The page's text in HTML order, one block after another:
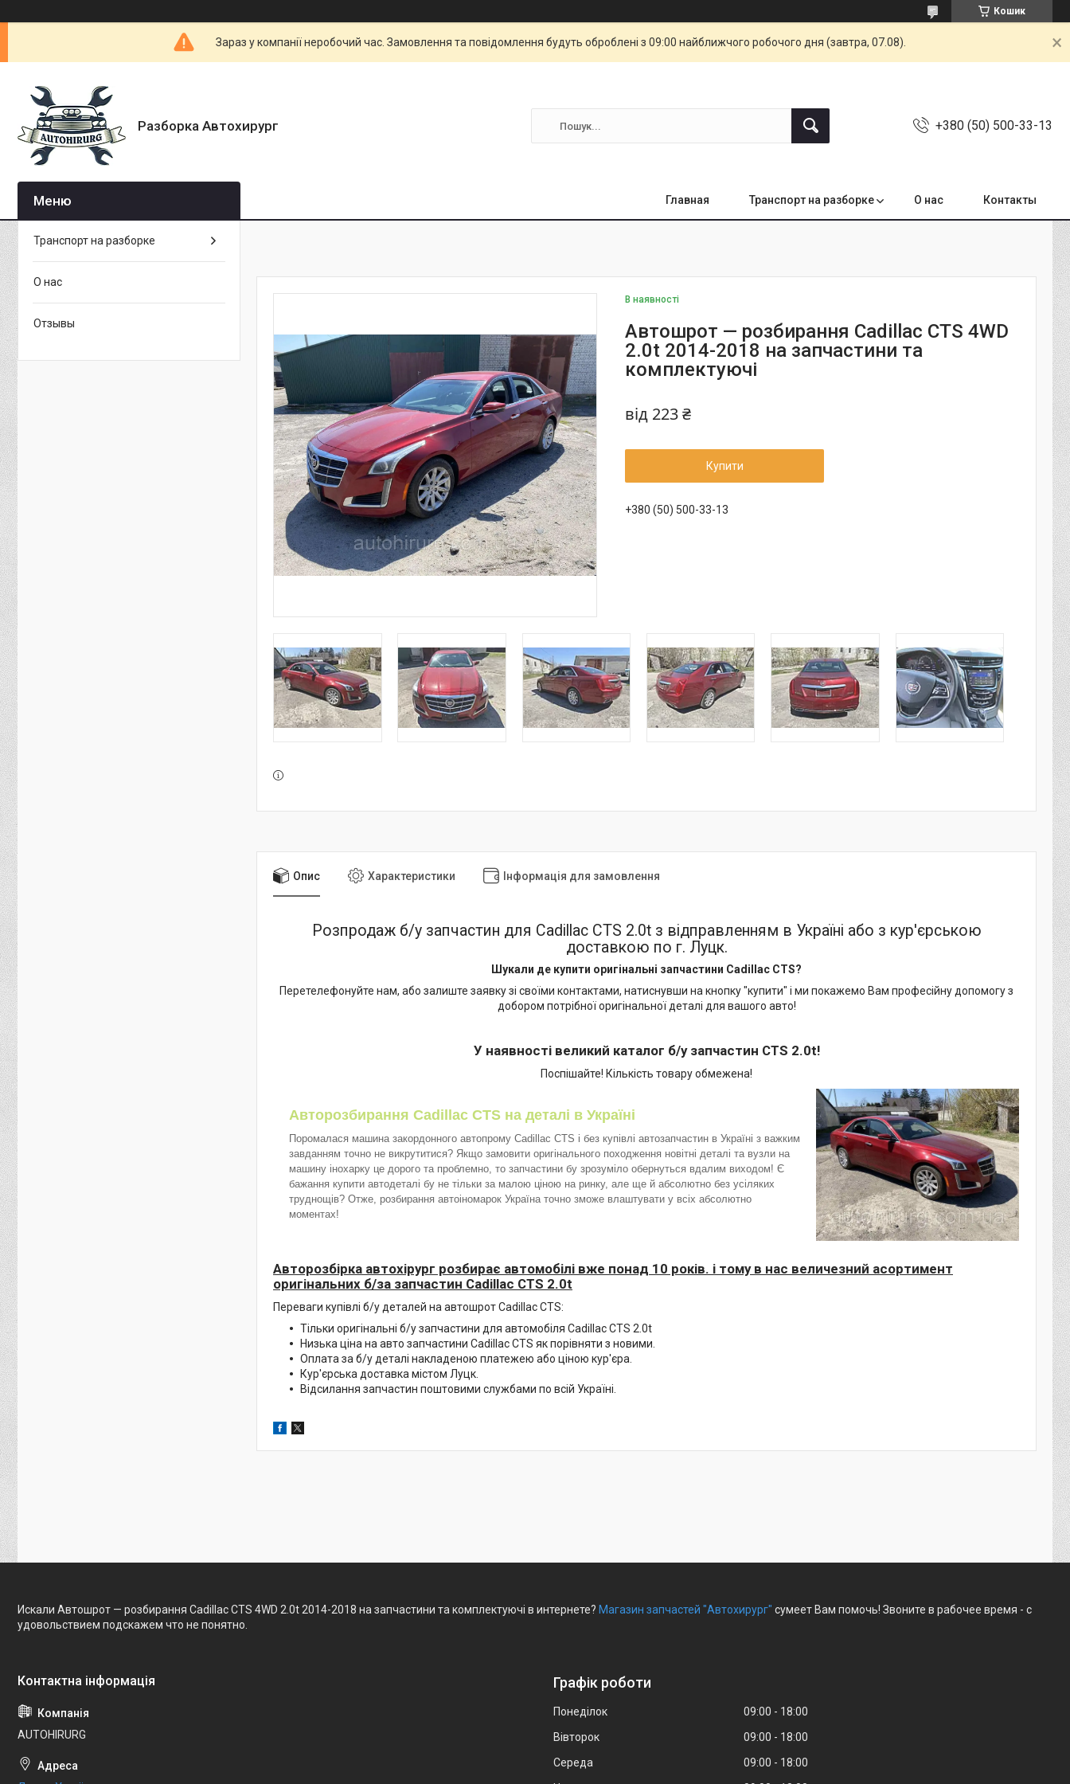
Кошик
Зараз у компанії неробочий час. Замовлення та повідомлення будуть оброблені з 09:00 найближчого робочого дня (завтра, 07.08).
Разборка Автохирург +380 (50) 500-33-13
Главная Транспорт на разборке О нас Контакты
В наявності
Автошрот — розбирання Cadillac CTS 4WD
2.0t 2014-2018 на запчастини та
комплектуючі
від 223 ₴
Купити
+380 (50) 500-33-13
Опис Характеристики Інформація для замовлення
Розпродаж б/у запчастин для Cadillac CTS 2.0t з відправленням в Україні або з кур'єрською
доставкою по г. Луцк.
Шукали де купити оригінальні запчастини Cadillac CTS?
Перетелефонуйте нам, або залиште заявку зі своїми контактами, натиснувши на кнопку "купити" і ми покажемо Вам професійну допомогу з
добором потрібної оригінальної деталі для вашого авто!
У наявності великий каталог б/у запчастин CTS 2.0t!
Поспішайте! Кількість товару обмежена!
Авторозбирання Cadillac CTS на деталі в Україні
Поромалася машина закордонного автопрому Cadillac CTS і без купівлі автозапчастин в Україні з важким
завданням точно не викрутитися? Якщо замовити оригінального походження новітні деталі та вузли на
машину інохарку це дорого та проблемно, то запчастини бу зрозуміло обернуться вдалим виходом! Є
бажання купити автодеталі бу не тільки за малою ціною на ринку, але ще й абсолютно без усіляких
труднощів? Отже, розбирання автоіномарок Україна точно зможе влаштувати у всіх абсолютно
моментах!
Авторозбірка автохірург розбирає автомобілі вже понад 10 років. і тому в нас величезний асортимент
оригінальних б/за запчастин Cadillac CTS 2.0t
Переваги купівлі б/у деталей на автошрот Cadillac CTS:
Тільки оригінальні б/у запчастини для автомобіля Cadillac CTS 2.0t
Низька ціна на авто запчастини Cadillac CTS як порівняти з новими.
Оплата за б/у деталі накладеною платежею або ціною кур'єра.
Кур'єрська доставка містом Луцк.
Відсилання запчастин поштовими службами по всій Україні.
Транспорт на разборке
О нас
Отзывы
Искали Автошрот — розбирання Cadillac CTS 4WD 2.0t 2014-2018 на запчастини та комплектуючі в интернете? Магазин запчастей "Автохирург" сумеет Вам помочь! Звоните в рабочее время - с
удовольствием подскажем что не понятно.
AUTOHIRURG
Графік роботи
Понеділок 09:00
18:00
Вівторок
09:00
18:00
Середа
09:00
18:00